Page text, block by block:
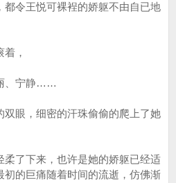
都令王悦可裸裎的娇躯不由自已地
，
、宁静……
眼，细密的汗珠偷偷的爬上了她
了下来，也许是她的娇躯已经适
初的巨痛随着时间的流逝，仿佛渐